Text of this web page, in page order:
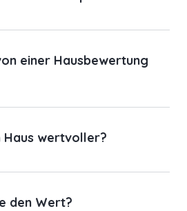
einer Hausbewertung
Haus wertvoller?
den Wert?